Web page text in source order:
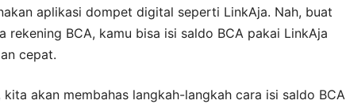
aplikasi dompet digital seperti LinkAja. Nah, buat
rekening BCA, kamu bisa isi saldo BCA pakai LinkAja
cepat.
akan membahas langkah-langkah cara isi saldo BCA